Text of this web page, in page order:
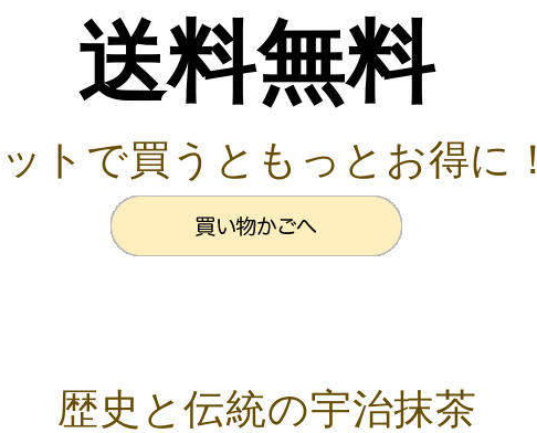
送料無料
トで買うともっとお得に！
歴史と伝統の宇治抹茶